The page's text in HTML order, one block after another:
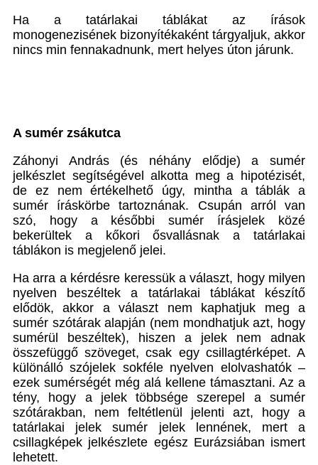
Ha a tatárlakai táblákat az írások
monogenezisének bizonyítékaként tárgyaljuk, akkor
nincs min fennakadnunk, mert helyes úton járunk.
A sumér zsákutca
Záhonyi András (és néhány elődje) a sumér
jelkészlet segítségével alkotta meg a hipotézisét,
de ez nem értékelhető úgy, mintha a táblák a
sumér íráskörbe tartoznának. Csupán arról van
szó, hogy a későbbi sumér írásjelek közé
bekerültek a kőkori ősvallásnak a tatárlakai
táblákon is megjelenő jelei.
Ha arra a kérdésre keressük a választ, hogy milyen
nyelven beszéltek a tatárlakai táblákat készítő
elődök, akkor a választ nem kaphatjuk meg a
sumér szótárak alapján (nem mondhatjuk azt, hogy
sumérül beszéltek), hiszen a jelek nem adnak
összefüggő szöveget, csak egy csillagtérképet. A
különálló szójelek sokféle nyelven elolvashatók –
ezek sumérségét még alá kellene támasztani. Az a
tény, hogy a jelek többsége szerepel a sumér
szótárakban, nem feltétlenül jelenti azt, hogy a
tatárlakai jelek sumér jelek lennének, mert a
csillagképek jelkészlete egész Eurázsiában ismert
lehetett.